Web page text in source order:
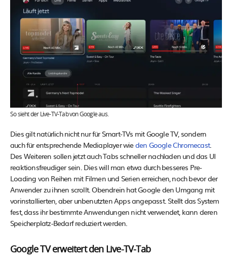
So sieht der Live-TV-Tab von Google aus.
Dies gilt natürlich nicht nur für Smart-TVs mit Google TV, sondern
auch für entsprechende Mediaplayer wieden Google Chromecast.
Des Weiteren sollen jetzt auch Tabs schneller nachladen und das UI
reaktionsfreudiger sein. Dies will man etwa durch besseres Pre-
Loading von Reihen mit Filmen und Serien erreichen, noch bevor der
Anwender zu ihnen scrollt. Obendrein hat Google den Umgang mit
vorinstallierten, aber unbenutzten Apps angepasst. Stellt das System
fest, dass ihr bestimmte Anwendungen nicht verwendet, kann deren
Speicherplatz-Bedarf reduziert werden.
Google TV erweitert den Live-TV-Tab